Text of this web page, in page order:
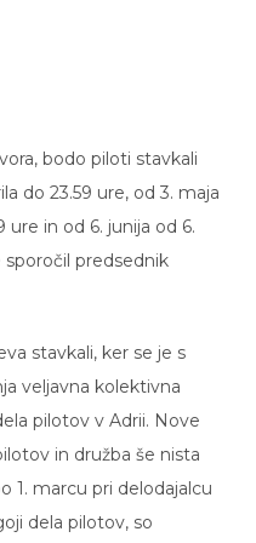
bodo piloti stavkali
do 23.59 ure, od 3. maja
ure in od 6. junija od 6.
sporočil predsednik
stavkali, ker se je s
veljavna kolektivna
pilotov v Adrii. Nove
in družba še nista
1. marcu pri delodajalcu
dela pilotov, so